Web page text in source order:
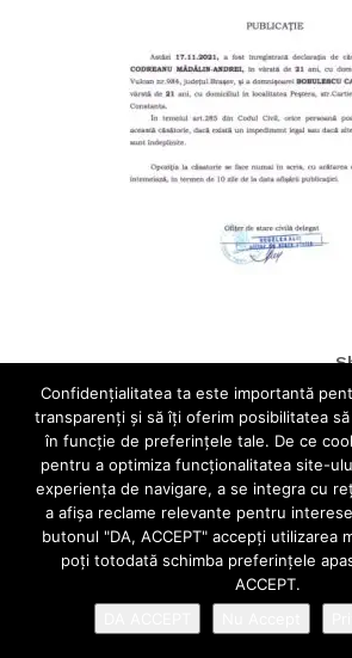
Confidenţialitatea ta este importantă
transparenţi și să îţi oferim posibilitatea
în funcţie de preferinţele tale. De ce
pentru a optimiza funcţionalitatea site-
experienţa de navigare, a se integra cu
a afişa reclame relevante pentru
butonul "DA, ACCEPT" accepţi utilizarea
poţi totodată schimba preferinţele
ACCEPT.